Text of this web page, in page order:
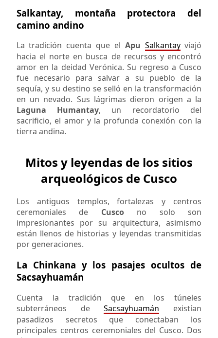
Salkantay, montaña protectora del
camino andino
La tradición cuenta que el Apu Salkantayviajó
hacia el norte en busca de recursos y encontró
amor en la deidad Verónica. Su regreso a Cusco
fue necesario para salvar a su pueblo de la
sequía, y su destino se selló en la transformación
en un nevado. Sus lágrimas dieron origen a la
Laguna Humantay, un recordatorio del
sacrificio, el amor y la profunda conexión con la
tierra andina.
Mitos y leyendas de los sitios
arqueológicos de Cusco
Los antiguos templos, fortalezas y centros
ceremoniales de Cuscono solo son
impresionantes por su arquitectura, asimismo
están llenos de historias y leyendas transmitidas
por generaciones.
La Chinkana y los pasajes ocultos de
Sacsayhuamán
Cuenta la tradición que en los túneles
subterráneos deSacsayhuamán existían
pasadizos secretos que conectaban los
principales centros ceremoniales del Cusco. Dos